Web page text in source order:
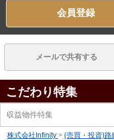
会員登録
メールで共有する
こだわり特集
収益物件特集
株式会社Infinity > (売買・投資)路